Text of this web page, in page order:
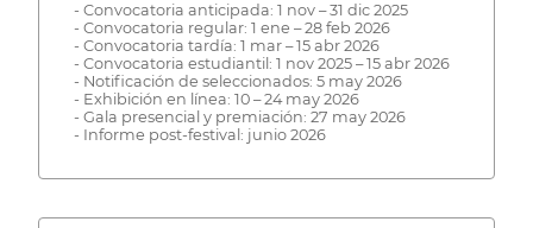
- Convocatoria anticipada: 1 nov – 31 dic 2025
- Convocatoria regular: 1 ene – 28 feb 2026
- Convocatoria tardía: 1 mar – 15 abr 2026
- Convocatoria estudiantil: 1 nov 2025 – 15 abr 2026
- Notificación de seleccionados: 5 may 2026
- Exhibición en línea: 10 – 24 may 2026
- Gala presencial y premiación: 27 may 2026
- Informe post-festival: junio 2026